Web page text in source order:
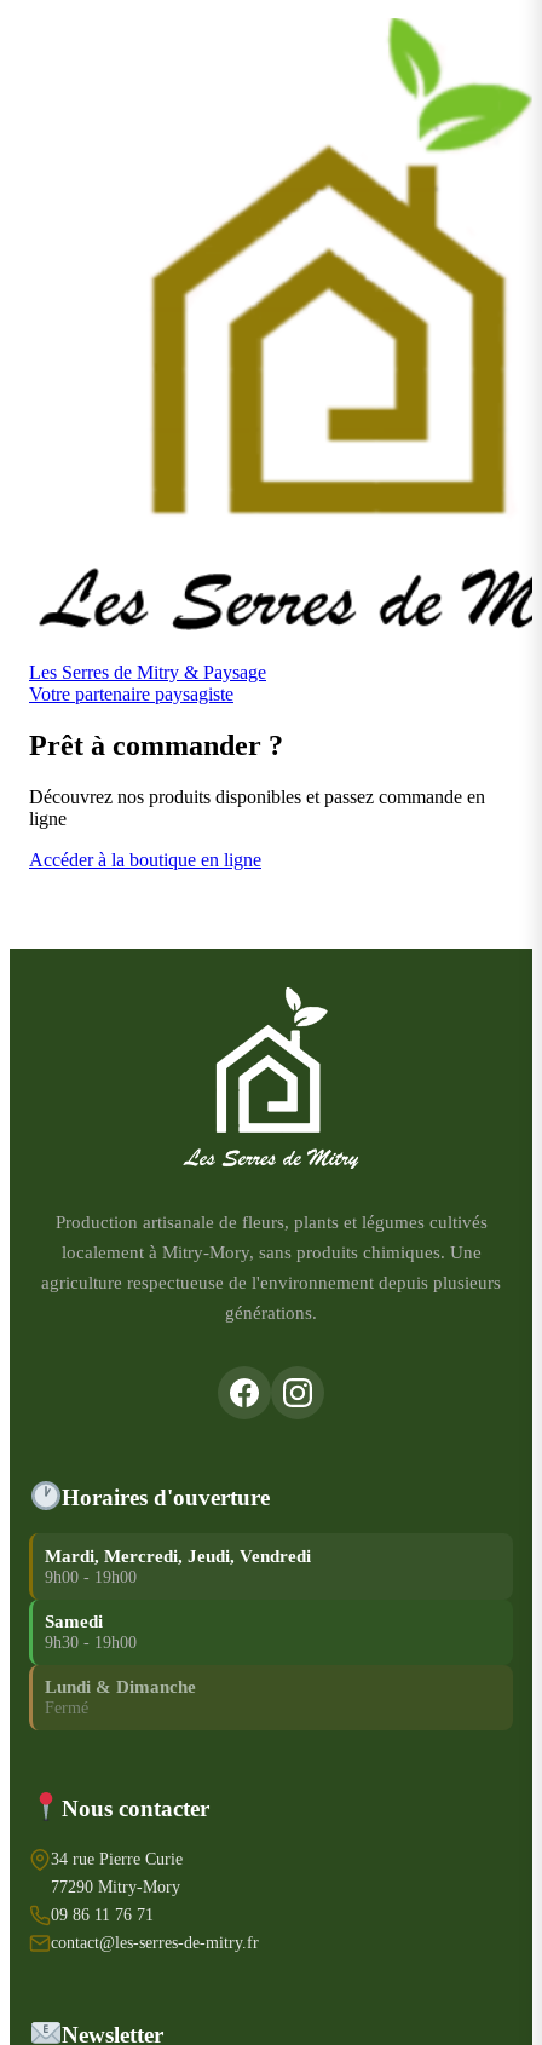
Les Serres de Mitry & Paysage
Votre partenaire paysagiste
Prêt à commander ?
Découvrez nos produits disponibles et passez commande en
ligne
Accéder à la boutique en ligne
Production artisanale de fleurs, plants et légumes cultivés
localement à Mitry-Mory, sans produits chimiques. Une
agriculture respectueuse de l'environnement depuis plusieurs
générations.
Horaires d'ouverture
Mardi, Mercredi, Jeudi, Vendredi
9h00 - 19h00
Samedi
9h30 - 19h00
Lundi & Dimanche
Fermé
Nous contacter
34 rue Pierre Curie
77290 Mitry-Mory
09 86 11 76 71
contact@les-serres-de-mitry.fr
Newsletter